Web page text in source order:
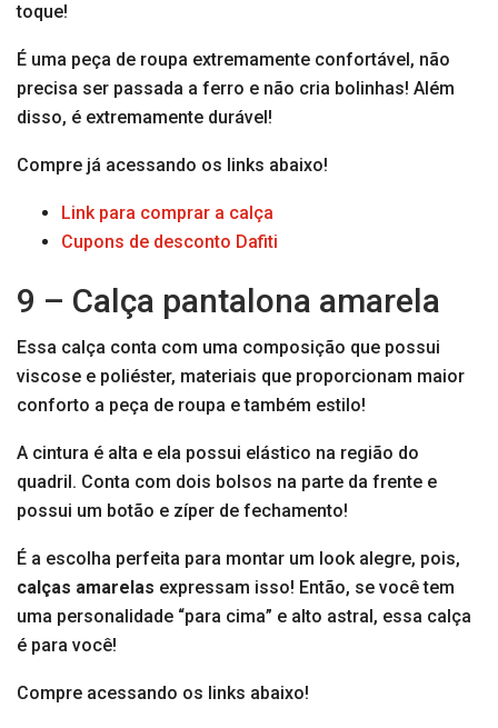
toque!
É uma peça de roupa extremamente confortável, não
precisa ser passada a ferro e não cria bolinhas! Além
disso, é extremamente durável!
Compre já acessando os links abaixo!
Link para comprar a calça
Cupons de desconto Dafiti
9 – Calça pantalona amarela
Essa calça conta com uma composição que possui
viscose e poliéster, materiais que proporcionam maior
conforto a peça de roupa e também estilo!
A cintura é alta e ela possui elástico na região do
quadril. Conta com dois bolsos na parte da frente e
possui um botão e zíper de fechamento!
É a escolha perfeita para montar um look alegre, pois,
calças amarelas expressam isso! Então, se você tem
uma personalidade “para cima” e alto astral, essa calça
é para você!
Compre acessando os links abaixo!